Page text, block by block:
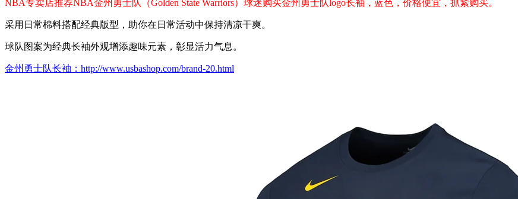
NBA专卖店推荐NBA金州勇士队（Golden State Warriors）球迷购买金州勇士队logo长袖，蓝色，价格便宜，抓紧购买。
采用日常棉料搭配经典版型，助你在日常活动中保持清凉干爽。
球队图案为经典长袖外观增添趣味元素，彰显活力气息。
金州勇士队长袖：http://www.usbashop.com/brand-20.html